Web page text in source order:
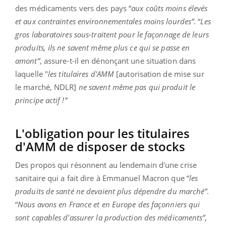
des médicaments vers des pays “aux coûts moins élevés
et aux contraintes environnementales moins lourdes”. “Les
gros laboratoires sous-traitent pour le façonnage de leurs
produits, ils ne savent même plus ce qui se passe en
amont”, assure-t-il en dénonçant une situation dans
laquelle "les titulaires d'AMM [autorisation de mise sur
le marché, NDLR] ne savent même pas qui produit le
principe actif !”
L'obligation pour les titulaires
d'AMM de disposer de stocks
Des propos qui résonnent au lendemain d'une crise
sanitaire qui a fait dire à Emmanuel Macron que “les
produits de santé ne devaient plus dépendre du marché”.
“Nous avons en France et en Europe des façonniers qui
sont capables d'assurer la production des médicaments”,